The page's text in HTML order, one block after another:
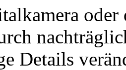
oder
Details